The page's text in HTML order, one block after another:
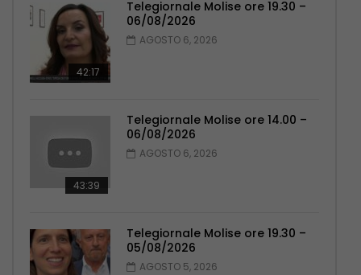
42:17
Telegiornale Molise ore 19.30 –
06/08/2026
AGOSTO 6, 2026
43:39
Telegiornale Molise ore 14.00 –
06/08/2026
AGOSTO 6, 2026
Telegiornale Molise ore 19.30 –
05/08/2026
AGOSTO 5, 2026